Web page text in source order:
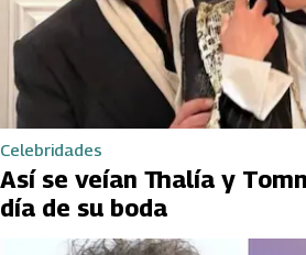
Celebridades
Así se veían Thalía y
día de su boda